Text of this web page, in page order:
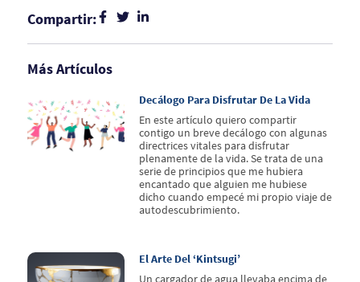
Compartir:
Más Artículos
Decálogo Para Disfrutar De La Vida
En este artículo quiero compartir
contigo un breve decálogo con algunas
directrices vitales para disfrutar
plenamente de la vida. Se trata de una
serie de principios que me hubiera
encantado que alguien me hubiese
dicho cuando empecé mi propio viaje de
autodescubrimiento.
El Arte Del ‘kintsugi’
Un cargador de agua llevaba encima de